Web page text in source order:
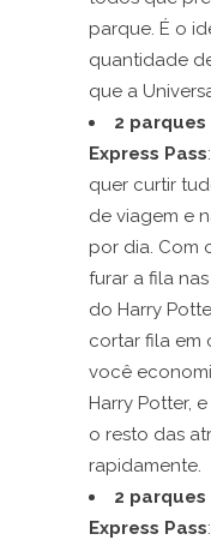
parque. É o
quantidade
que a
2
Express Pass
quer curtir
de viagem e
por dia. Com
furar a fila
do Harry
cortar fila em
você
Harry Potter,
o resto das
rapidamente.
2 parques
Express Pass